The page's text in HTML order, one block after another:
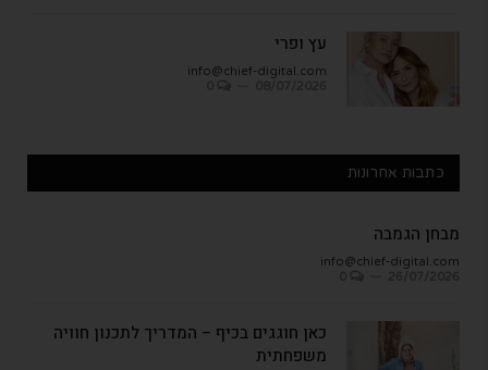
עץ ופרי
info@chief-digital.com
כתבות אחרונות
מבחן הגמבה
info@chief-digital.com
כאן חוגגים בכיף – המדריך לתכנון חוויה
משפחתית